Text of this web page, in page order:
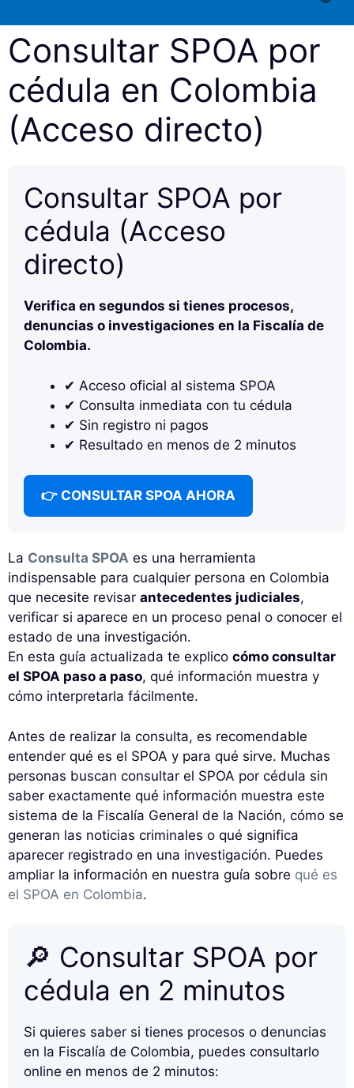
Consultar SPOA por
cédula en Colombia
(Acceso directo)
Consultar SPOA por
cédula (Acceso
directo)
Verifica en segundos si tienes procesos,
denuncias o investigaciones en la Fiscalía de
Colombia.
✔ Acceso oficial al sistema SPOA
✔ Consulta inmediata con tu cédula
✔ Sin registro ni pagos
✔ Resultado en menos de 2 minutos
👉 CONSULTAR SPOA AHORA
La Consulta SPOA es una herramienta
indispensable para cualquier persona en Colombia
que necesite revisar antecedentes judiciales,
verificar si aparece en un proceso penal o conocer el
estado de una investigación.
En esta guía actualizada te explico cómo consultar
el SPOA paso a paso, qué información muestra y
cómo interpretarla fácilmente.
Antes de realizar la consulta, es recomendable
entender qué es el SPOA y para qué sirve. Muchas
personas buscan consultar el SPOA por cédula sin
saber exactamente qué información muestra este
sistema de la Fiscalía General de la Nación, cómo se
generan las noticias criminales o qué significa
aparecer registrado en una investigación. Puedes
ampliar la información en nuestra guía sobre qué es
el SPOA en Colombia.
🔎 Consultar SPOA por
cédula en 2 minutos
Si quieres saber si tienes procesos o denuncias
en la Fiscalía de Colombia, puedes consultarlo
online en menos de 2 minutos: